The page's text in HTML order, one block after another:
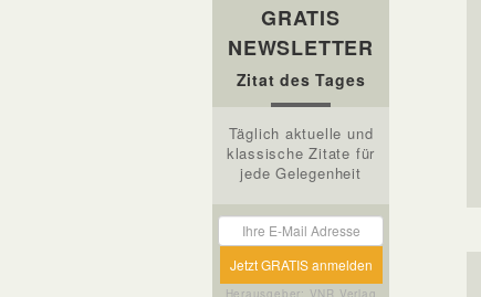
GRATIS
NEWSLETTER
Zitat des Tages
Täglich aktuelle und
klassische Zitate für
jede Gelegenheit